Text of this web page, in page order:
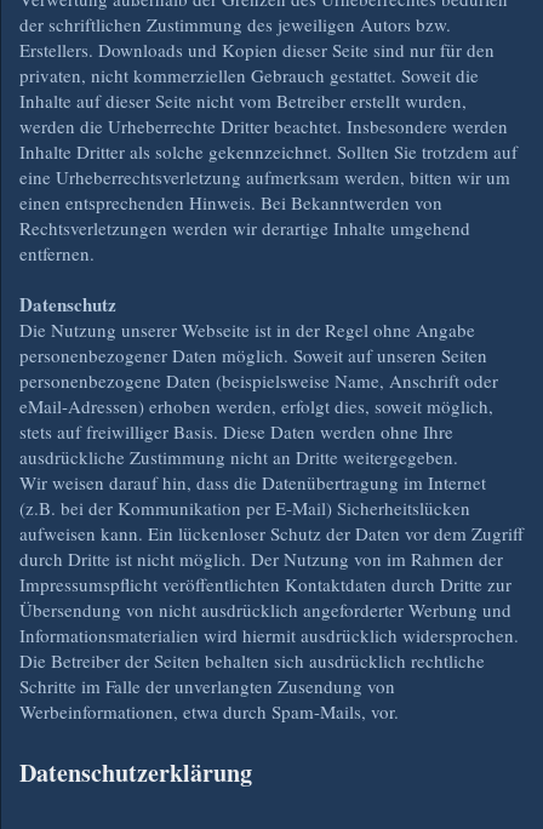
der schriftlichen Zustimmung des jeweiligen Autors bzw.
Erstellers. Downloads und Kopien dieser Seite sind nur für den
privaten, nicht kommerziellen Gebrauch gestattet. Soweit die
Inhalte auf dieser Seite nicht vom Betreiber erstellt wurden,
werden die Urheberrechte Dritter beachtet. Insbesondere werden
Inhalte Dritter als solche gekennzeichnet. Sollten Sie trotzdem auf
eine Urheberrechtsverletzung aufmerksam werden, bitten wir um
einen entsprechenden Hinweis. Bei Bekanntwerden von
Rechtsverletzungen werden wir derartige Inhalte umgehend
entfernen.
Datenschutz
Die Nutzung unserer Webseite ist in der Regel ohne Angabe
personenbezogener Daten möglich. Soweit auf unseren Seiten
personenbezogene Daten (beispielsweise Name, Anschrift oder
eMail-Adressen) erhoben werden, erfolgt dies, soweit möglich,
stets auf freiwilliger Basis. Diese Daten werden ohne Ihre
ausdrückliche Zustimmung nicht an Dritte weitergegeben.
Wir weisen darauf hin, dass die Datenübertragung im Internet
(z.B. bei der Kommunikation per E-Mail) Sicherheitslücken
aufweisen kann. Ein lückenloser Schutz der Daten vor dem Zugriff
durch Dritte ist nicht möglich. Der Nutzung von im Rahmen der
Impressumspflicht veröffentlichten Kontaktdaten durch Dritte zur
Übersendung von nicht ausdrücklich angeforderter Werbung und
Informationsmaterialien wird hiermit ausdrücklich widersprochen.
Die Betreiber der Seiten behalten sich ausdrücklich rechtliche
Schritte im Falle der unverlangten Zusendung von
Werbeinformationen, etwa durch Spam-Mails, vor.
Datenschutzerklärung